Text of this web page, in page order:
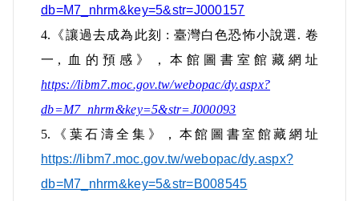
1954年，當局允許一些刑期較少的政治犯
假釋。9月，葉獲准假釋，自新店軍監出
獄，計服刑2年11個月。後長期擔任小學教
職，期間因坐牢陰影，封筆12年，直至
1965年復出文壇，此後筆耕不輟，長於小
說創作與日文書譯作，並於1980年出版
《臺灣文學史綱》。包括小說集《紅鞋
db=M7_nhrm&key=5&str=J000157
4. 《讓過去成為此刻 : 臺灣白色恐怖小說選. 卷
一, 血的預感》，本館圖書室館藏網址
https://libm7.moc.gov.tw/webopac/dy.aspx?
db=M7_nhrm&key=5&str=J000093
5. 《葉石濤全集》，本館圖書室館藏網址
https://libm7.moc.gov.tw/webopac/dy.aspx?
db=M7_nhrm&key=5&str=B008545